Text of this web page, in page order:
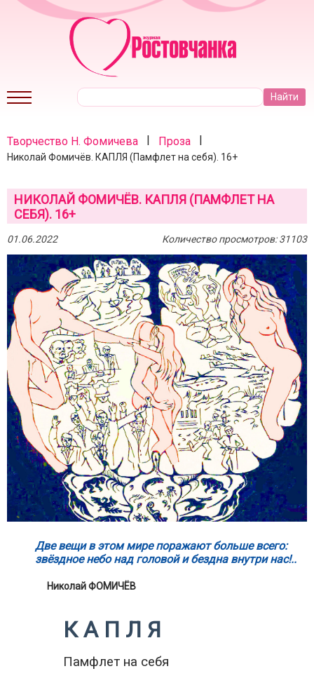
Творчество Н. Фомичева | Проза |
Николай Фомичёв. КАПЛЯ (Памфлет на себя). 16+
НИКОЛАЙ ФОМИЧЁВ. КАПЛЯ (ПАМФЛЕТ НА
СЕБЯ). 16+
01.06.2022 Количество просмотров: 31103
Две вещи в этом мире поражают больше всего:
звёздное небо над головой и бездна внутри нас!..
Николай ФОМИЧЁВ
К А П Л Я
Памфлет на себя